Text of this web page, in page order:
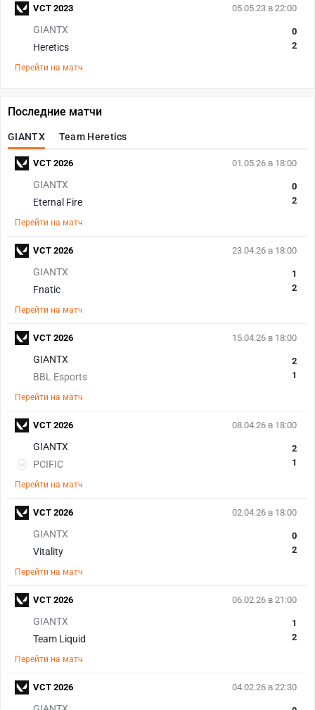
05.05.23 в 22:00
GIANTX
Heretics
0
2
Перейти на матч
VCT 2023
Последние матчи
GIANTX Team Heretics
01.05.26 в 18:00
GIANTX
Eternal Fire
0
2
Перейти на матч
VCT 2026
23.04.26 в 18:00
GIANTX
Fnatic
1
2
Перейти на матч
VCT 2026
15.04.26 в 18:00
GIANTX
BBL Esports
2
1
Перейти на матч
VCT 2026
08.04.26 в 18:00
GIANTX
PCIFIC
2
1
Перейти на матч
VCT 2026
02.04.26 в 18:00
GIANTX
Vitality
0
2
Перейти на матч
VCT 2026
06.02.26 в 21:00
GIANTX
Team Liquid
1
2
Перейти на матч
VCT 2026
04.02.26 в 22:30
VCT 2026